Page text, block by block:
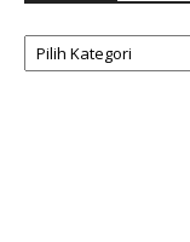
Kategori